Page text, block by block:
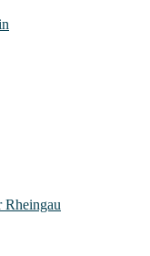
Rheingau